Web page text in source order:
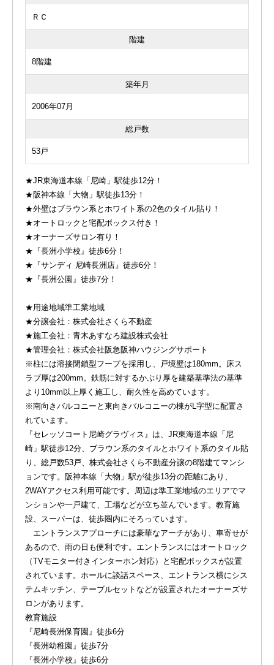
ＲＣ
階建
8階建
築年月
2006年07月
総戸数
53戸
★JR東海道本線「尼崎」駅徒歩12分！
★阪神本線「大物」駅徒歩13分！
★外壁はブラウン系とホワイト系の2色のタイル貼り！
★オートロックと宅配ボックス付き！
★オーナーズサロン有り！
★『長洲小学校』徒歩6分！
★『サンディ 尼崎長洲店』徒歩6分！
★『長洲公園』徒歩7分！
★用途地域準工業地域
★分譲会社：株式会社さくら不動産
★施工会社：青木あすなろ建設株式会社
★管理会社：株式会社阪急阪神ハウジングサポート
※柱には溶接閉鎖型フープを採用し、戸境壁は180mm。床ス
ラブ厚は200mm。鉄筋に対するかぶり厚を建築基準法の基準
より10mm以上厚く施工し、耐久性を高めています。
※南向きバルコニーと東向きバルコニーの棟がL字型に配置さ
れています。
『セレッソコート尼崎グラヴィス』は、JR東海道本線「尼
崎」駅徒歩12分、ブラウン系のタイルとホワイト系のタイル貼
り、総戸数53戸、株式会社さくら不動産分譲の8階建てマンシ
ョンです。阪神本線「大物」駅が徒歩13分の距離にあり、
2WAYアクセス利用可能です。周辺は準工業地域のエリアでマ
ンションや一戸建て、工場などが立ち並んでいます。教育施
設、スーパーは、徒歩圏内にそろっています。
エントランスアプローチには豪華なアーチがあり、車寄せが
あるので、雨の日も便利です。エントランスにはオートロック
（TVモニター付きインターホン対応）と宅配ボックスが設置
されています。ホールに談話スペース、エントランス横にシス
テムキッチン、テーブルセットなどが設置されたオーナーズサ
ロンがあります。
教育施設
『尼崎長洲保育園』徒歩6分
『長洲幼稚園』徒歩7分
『長洲小学校』徒歩6分